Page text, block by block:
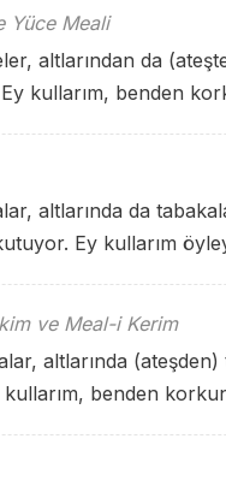
Yüce Meali
altlarından da
kullarım, benden
altlarında da
Ey kullarım
ve Meal-i Kerim
altlarında
benden